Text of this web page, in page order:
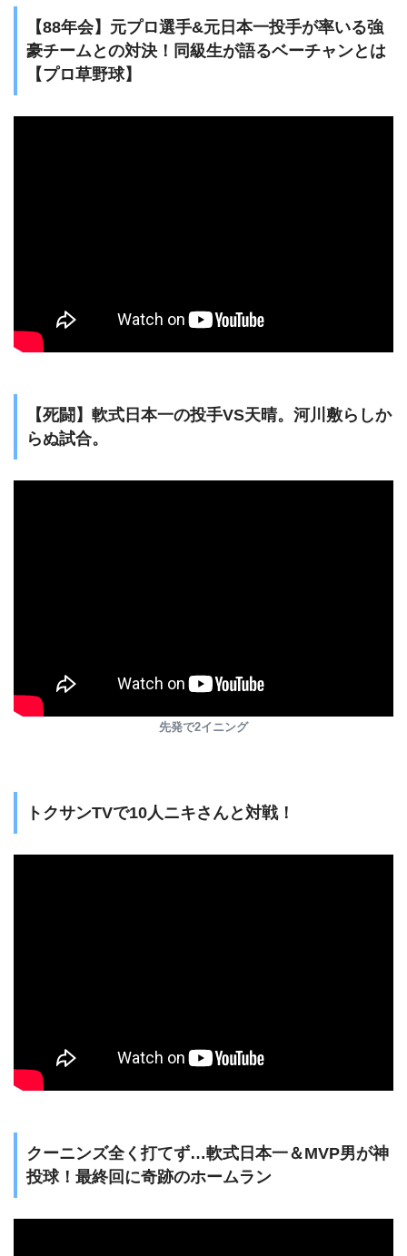
【88年会】元プロ選手&元日本一投手が率いる強
豪チームとの対決！同級生が語るベーチャンとは
【プロ草野球】
【死闘】軟式日本一の投手VS天晴。河川敷らしか
らぬ試合。
先発で2イニング
トクサンTVで10人ニキさんと対戦！
クーニンズ全く打てず…軟式日本一＆MVP男が神
投球！最終回に奇跡のホームラン